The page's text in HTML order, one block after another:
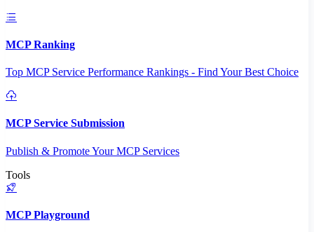
MCP Ranking
Top MCP Service Performance Rankings - Find Your Best Choice
MCP Service Submission
Publish & Promote Your MCP Services
Tools
MCP Playground